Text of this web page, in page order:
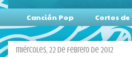
Canción Pop Cortos
miércoles, 22 de febrero de 2012